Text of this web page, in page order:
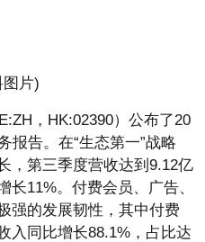
图片)
，HK:02390）公布了20
报告。在“生态第一”战略
，第三季度营收达到9.12亿
长11%。付费会员、广告、
强的发展韧性，其中付费
入同比增长88.1%，占比达